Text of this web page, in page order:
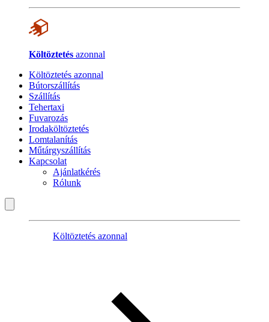
Költöztetés azonnal
Költöztetés azonnal
Bútorszállítás
Szállítás
Tehertaxi
Fuvarozás
Irodaköltöztetés
Lomtalanítás
Műtárgyszállítás
Kapcsolat
Ajánlatkérés
Rólunk
Költöztetés azonnal